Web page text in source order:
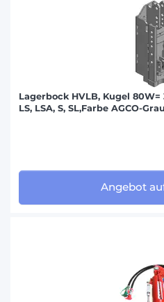
Lagerbock HVLB, Kugel
LS, LSA, S, SL,Farbe AGCO-
Angebot